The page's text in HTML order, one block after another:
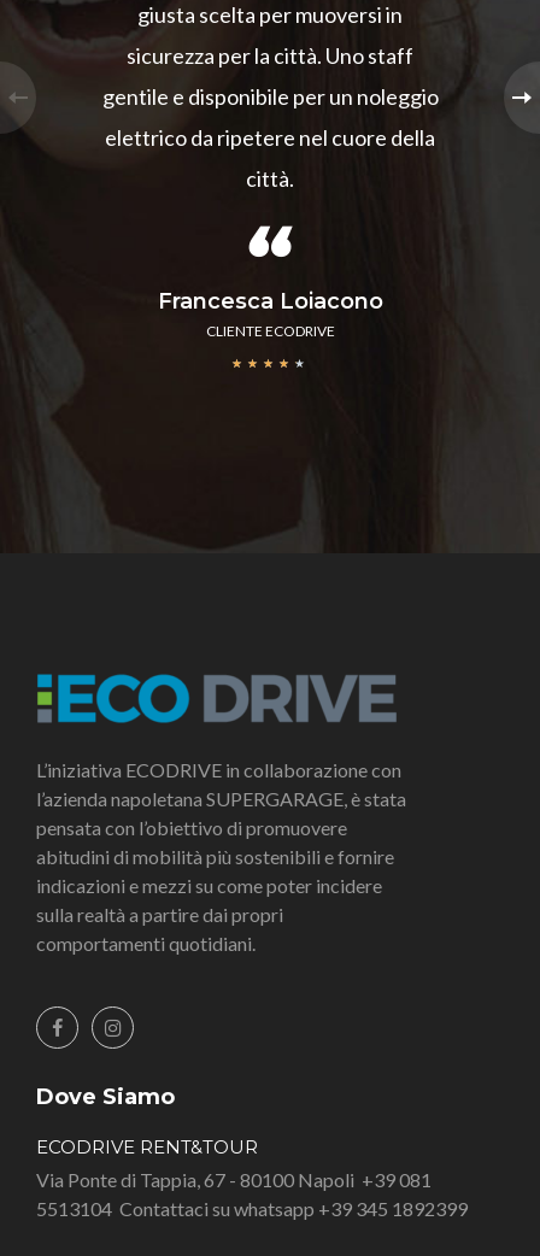
giusta scelta per muoversi in
sicurezza per la città. Uno staff
gentile e disponibile per un noleggio
elettrico da ripetere nel cuore della
città.
Francesca Loiacono
CLIENTE ECODRIVE
★ ★ ★ ★ ★
L’iniziativa ECODRIVE in collaborazione con
l’azienda napoletana SUPERGARAGE, è stata
pensata con l’obiettivo di promuovere
abitudini di mobilità più sostenibili e fornire
indicazioni e mezzi su come poter incidere
sulla realtà a partire dai propri
comportamenti quotidiani.
Dove Siamo
ECODRIVE RENT&TOUR
Via Ponte di Tappia, 67 - 80100 Napoli +39 081
5513104 Contattaci su whatsapp +39 345 1892399